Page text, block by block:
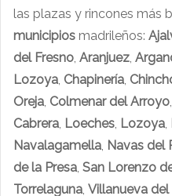
las plazas y rincones más
municipios madrileños:
del Fresno Aranjuez
Lozoya Chapinería
Oreja Colmenar del Arroyo
Cabrera Loeches Lozoya
Navalagamella Navas del
de la Presa San Lorenzo
Torrelaguna Villanueva del